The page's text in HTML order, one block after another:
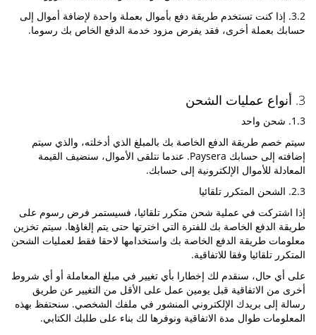
3.2. إذا كنت تستخدم طريقة دفع بأموال بعملة واحدة لإضافة أموال إلى
حسابك بعملة أخرى، فقد يفرض مزود خدمة الدفع الخاص بك رسوما.
3. أنواع عمليات الشحن
1.3. شحن واحد
سيتم خصم طريقة الدفع الخاصة بك بالمبلغ الذي أدخلته، والذي سيتم
إضافته إلى حسابك Paysera. عندما نتلقى الأموال، سنضيف القيمة
المعادلة للأموال الإلكترونية إلى حسابك.
2.3. الشحن المتكرر تلقائيا
إذا اشتركت في عملية شحن متكرر تلقائيا، فسيستمر فرض رسوم على
طريقة الدفع الخاصة بك للفترة التي اخترتها حتى يتم إلغاؤها. سيتم تخزين
معلومات طريقة الدفع الخاصة بك واستخدامها لاحقا فقط لعمليات الشحن
المتكرر تلقائيا وفقا للاتفاقية.
على أي حال، سنقدم لك إخطارا بأي تغيير في مبلغ المعاملة أو أي شروط
أخرى من الاتفاقية قبل يومين عمل على الأقل من التغيير عن طريق
رسالة إلى بريدك الإلكتروني المنشور في ملفك الشخصي. سنحتفظ بهذه
المعلومات طوال مدة الاتفاقية ونوفرها لك بناء على طلبك الكتابي.